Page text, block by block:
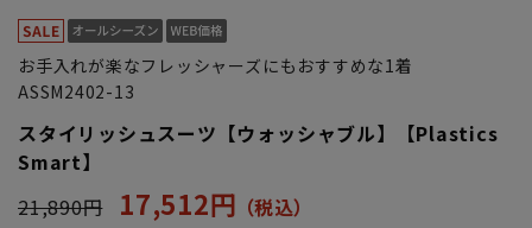
お手入れが楽なフレッシャーズにもおすすめな1着
ASSM2402-13
スタイリッシュスーツ【ウォッシャブル】【Plastics
Smart】
21,890円
17,512円